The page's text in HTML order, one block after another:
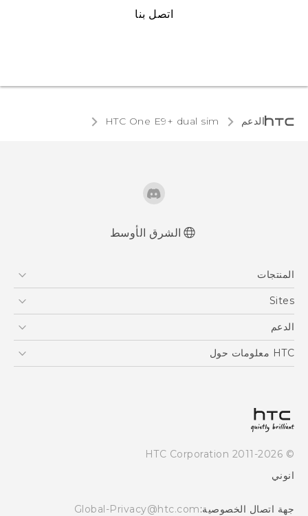
اتصل بنا
الدعم HTC One E9+ dual sim‎
الشرق الأوسط
المنتجات
5G
EXODUS
Sites
HTC Dev
الدعم
الدعم
HTC معلومات حول
سياسة الخصوصية
Careers
Security and Privacy Whitepaper
© 2011-2026 HTC Corporation
انوني
جهة اتصال الخصوصية:Global-Privacy@htc.com